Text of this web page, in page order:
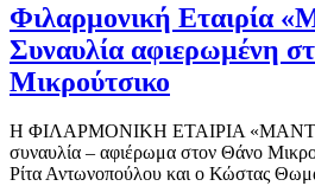
Φιλαρμονική Εταιρία
Συναυλία αφιερωμένη
Μικρούτσικο
Η ΦΙΛΑΡΜΟΝΙΚΗ ΕΤΑΙΡΙΑ
συναυλία – αφιέρωμα στον Θάνο
Ρίτα Αντωνοπούλου και ο Κώστας